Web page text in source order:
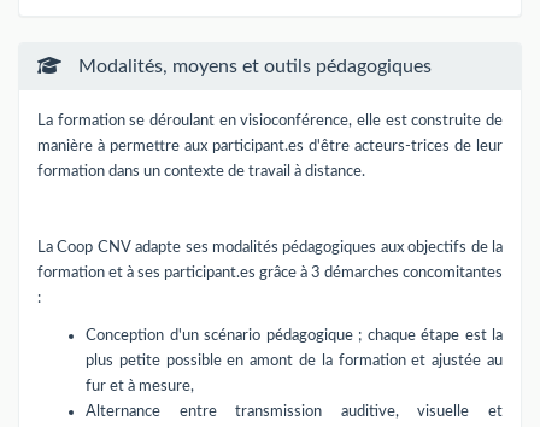
Modalités, moyens et outils pédagogiques
La formation se déroulant en visioconférence, elle est construite de
manière à permettre aux participant.es d'être acteurs-trices de leur
formation dans un contexte de travail à distance.
La Coop CNV adapte ses modalités pédagogiques aux objectifs de la
formation et à ses participant.es grâce à 3 démarches concomitantes
:
Conception d'un scénario pédagogique ; chaque étape est la
plus petite possible en amont de la formation et ajustée au
fur et à mesure,
Alternance entre transmission auditive, visuelle et